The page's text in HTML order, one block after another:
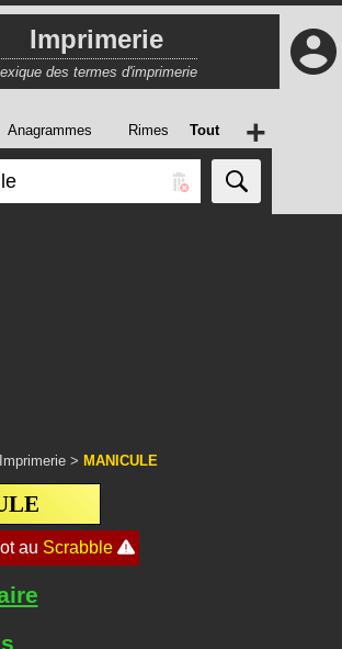
Imprimerie
des termes d'imprimerie
Anagrammes Rimes Tout +
Imprimerie > MANICULE